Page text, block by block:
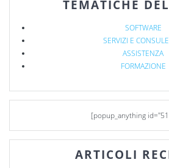
TEMATICHE
SOFTWARE
SERVIZI E
ASSISTENZA
FORMAZIONE
[popup_anything
ARTICOLI